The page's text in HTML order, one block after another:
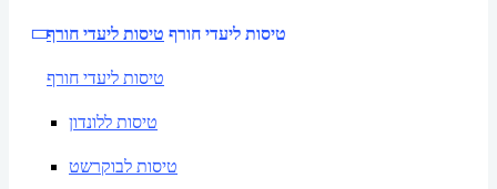
טיסות ליעדי חורף טיסות ליעדי חורף
טיסות ליעדי חורף
טיסות ללונדון
טיסות לבוקרשט